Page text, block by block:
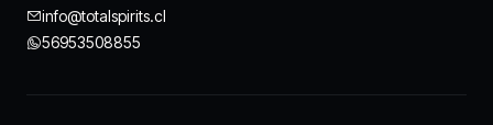
info@totalspirits.cl
56953508855